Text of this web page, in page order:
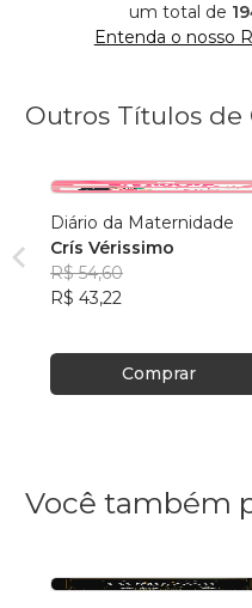
um total de
Entenda o nosso
Outros Títulos de
Diário da Maternidade
Crís Vérissimo
R$ 54,60
R$ 43,22
Comprar
Você também